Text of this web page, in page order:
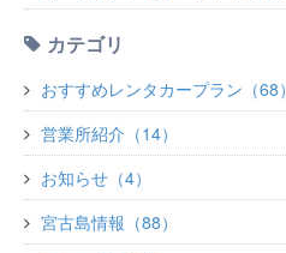
カテゴリ
おすすめレンタカープラン（68）
営業所紹介（14）
お知らせ（4）
宮古島情報（88）